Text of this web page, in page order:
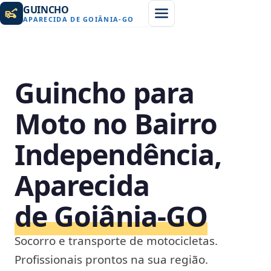
GUINCHO
APARECIDA DE GOIÂNIA-GO
Guincho para
Moto no Bairro
Independência,
Aparecida
de Goiânia‑GO
Socorro e transporte de motocicletas.
Profissionais prontos na sua região.